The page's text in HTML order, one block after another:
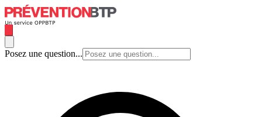
Posez une question...